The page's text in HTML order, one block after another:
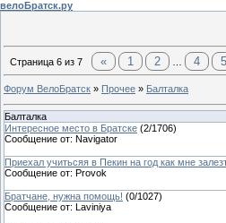
велоБратск.ру
Страница 6 из 7 « 1 2 4 5
Форум ВелоБратск » Прочее » Балталка
Балталка
Интересное место в Братске (2/1706)
Сообщение от: Navigator
Приехал учитьсяя в Пекин на год как мне
Сообщение от: Provok
Братчане, нужна помощь! (0/1027)
Сообщение от: Laviniya